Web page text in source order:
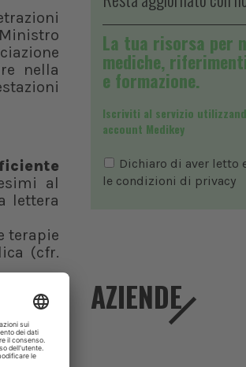
nella
al
lettera
terapie
(cfr.
La tua risorsa per
mediche,
e formazione.
Iscriviti al servizio
account Medikey
Dichiaro di aver letto
le condizioni di privacy
AZIENDE